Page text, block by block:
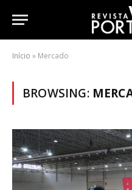
Início » Mercado
BROWSING: